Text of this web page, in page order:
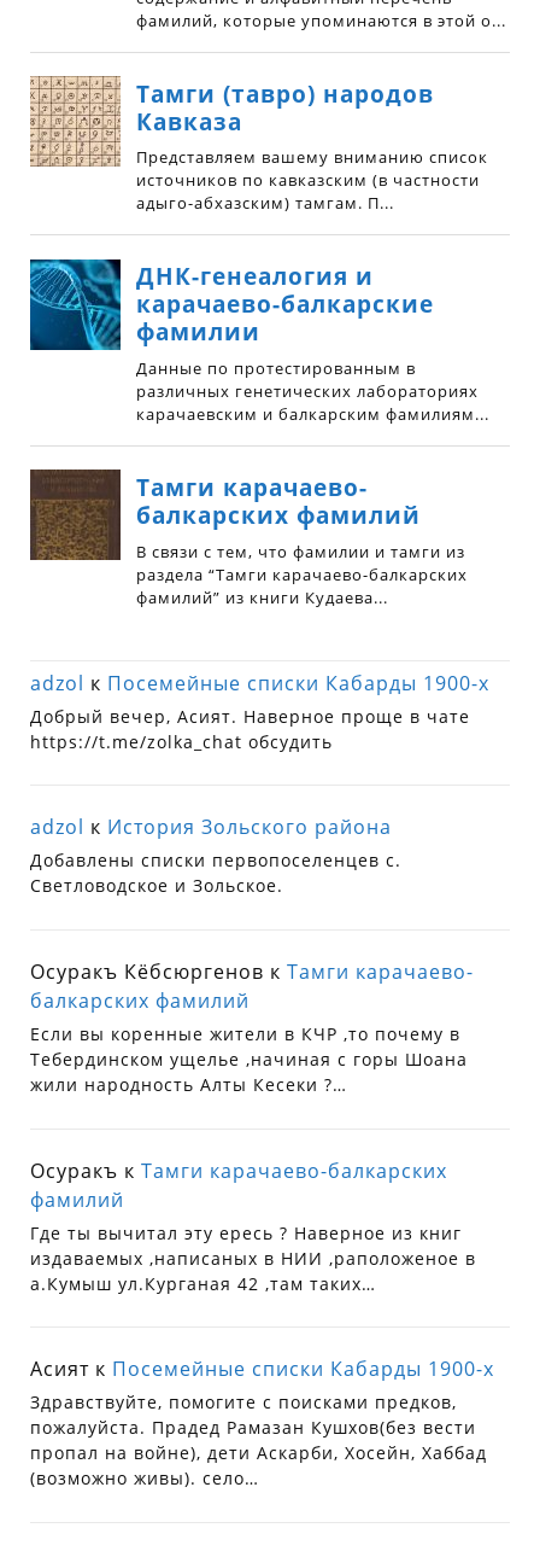
adzol к Посемейные списки Кабарды 1900-х
Добрый вечер, Асият. Наверное проще в чате
https://t.me/zolka_chat обсудить
adzol к История Зольского района
Добавлены списки первопоселенцев с.
Светловодское и Зольское.
Осуракъ Кёбсюргенов кТамги карачаево-
балкарских фамилий
Если вы коренные жители в КЧР ,то почему в
Тебердинском ущелье ,начиная с горы Шоана
жили народность Алты Кесеки ?…
Осуракъ кТамги карачаево-балкарских
фамилий
Где ты вычитал эту ересь ? Наверное из книг
издаваемых ,написаных в НИИ ,раположеное в
а.Кумыш ул.Курганая 42 ,там таких…
Асият к Посемейные списки Кабарды 1900-х
Здравствуйте, помогите с поисками предков,
пожалуйста. Прадед Рамазан Кушхов(без вести
пропал на войне), дети Аскарби, Хосейн, Хаббад
(возможно живы). село…